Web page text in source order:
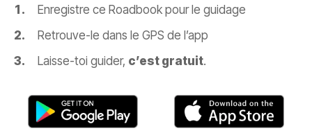
Enregistre ce Roadbook pour le guidage
Retrouve-le dans le GPS de l’app
Laisse-toi guider, c’est gratuit.